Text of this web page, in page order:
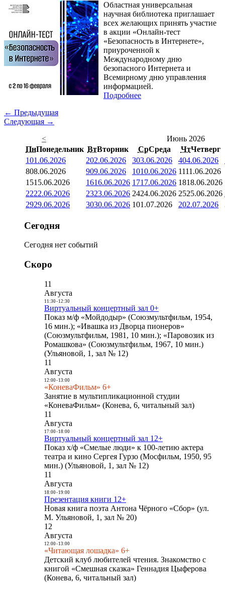
Областная универсальная
научная библиотека приглашает
всех желающих принять участие
в акции «Онлайн-тест
«Безопасность в Интернете»,
приуроченной к
Международному дню
безопасного Интернета и
Всемирному дню управления
информацией.
Подробнее
← Предыдущая
Следующая →
<
Июнь 2026
ПнПонедельник ВтВторник СрСреда ЧтЧетверг
101.06.2026 202.06.2026 303.06.2026 404.06.2026
808.06.2026 909.06.2026 1010.06.2026 1111.06.2026
1515.06.2026 1616.06.2026 1717.06.2026 1818.06.2026
2222.06.2026 2323.06.2026 2424.06.2026 2525.06.2026
2929.06.2026 3030.06.2026 101.07.2026 202.07.2026
Сегодня
Сегодня нет событий
Скоро
11
Августа
11:30- 12:30
Виртуальный концертный зал 0+
Показ м/ф «Мойдодыр» (Союзмультфильм, 1954,
16 мин.); «Ивашка из Дворца пионеров»
(Союзмультфильм, 1981, 10 мин.); «Паровозик из
Ромашкова» (Союзмультфильм, 1967, 10 мин.)
(Ульяновой, 1, зал № 12)
11
Августа
12:00- 13:00
«КоневаФильм» 6+
Занятие в мультипликационной студии
«КоневаФильм» (Конева, 6, читальный зал)
11
Августа
17:00- 18:00
Виртуальный концертный зал 12+
Показ х/ф «Смелые люди» к 100-летию актера
театра и кино Сергея Гурзо (Мосфильм, 1950, 95
мин.) (Ульяновой, 1, зал № 12)
11
Августа
18:00- 19:00
Презентация книги 12+
Новая книга поэта Антона Чёрного «Сбор» (ул.
М. Ульяновой, 1, зал № 20)
12
Августа
12:00- 13:00
«Читающая лошадка» 6+
Детский клуб любителей чтения. Знакомство с
книгой «Смешная сказка» Геннадия Цыферова
(Конева, 6, читальный зал)